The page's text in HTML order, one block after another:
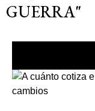
GUERRA"